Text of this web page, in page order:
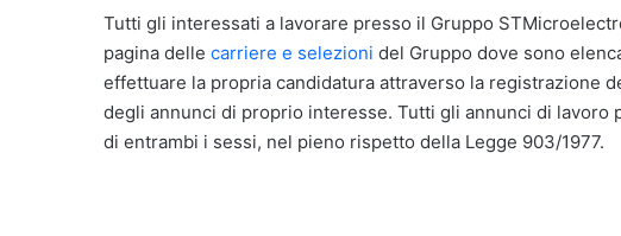
Tutti gli interessati a lavorare presso il Gruppo
pagina delle carriere e selezioni del Gruppo dove sono
effettuare la propria candidatura attraverso la registrazione
degli annunci di proprio interesse. Tutti gli annunci di
di entrambi i sessi, nel pieno rispetto della Legge 903/1977.